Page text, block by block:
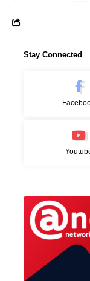
Stay Connected